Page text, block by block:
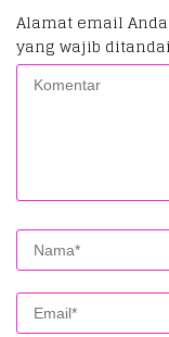
Alamat email
yang wajib ditandai